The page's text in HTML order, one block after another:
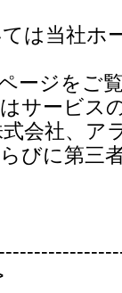
は当社ホ
ージをご
サービス
会社、ア
びに第三